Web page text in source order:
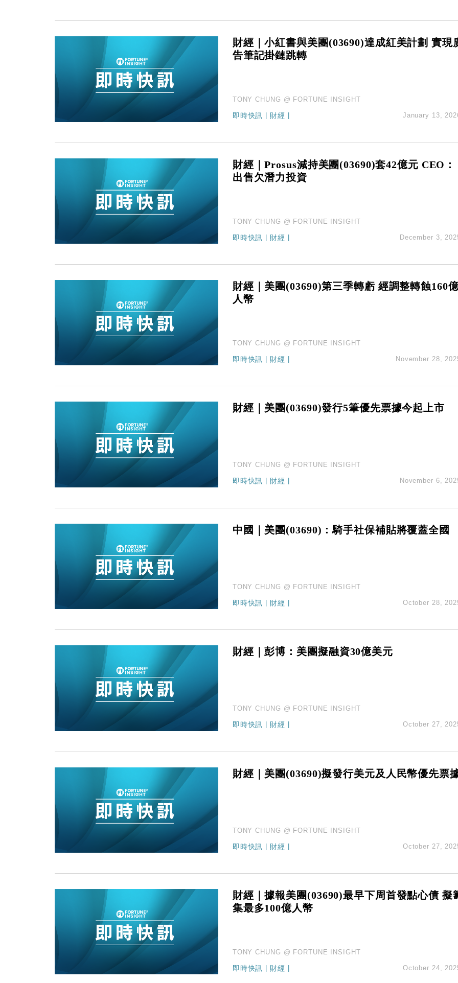
財經｜小紅書與美團(03690)達成紅美計劃 實現
告筆記掛鏈跳轉
TONY CHUNG @ FORTUNE INSIGHT
即時快訊 財經 January 13,
財經｜Prosus減持美團(03690)套42億元 CEO：
出售欠潛力投資
TONY CHUNG @ FORTUNE INSIGHT
即時快訊 | 財經 | December 3,
財經｜美團(03690)第三季轉虧 經調整轉蝕160
人幣
TONY CHUNG @ FORTUNE INSIGHT
即時快訊 財經 November 28,
財經｜美團(03690)發行5筆優先票據今起上市
TONY CHUNG @ FORTUNE INSIGHT
即時快訊 財經 November 6,
中國｜美團(03690)：騎手社保補貼將覆蓋全國
TONY CHUNG @ FORTUNE INSIGHT
即時快訊 財經 October 28,
財經｜彭博：美團擬融資30億美元
TONY CHUNG @ FORTUNE INSIGHT
即時快訊 財經 October 27,
財經｜美團(03690)擬發行美元及人民幣優先票
TONY CHUNG @ FORTUNE INSIGHT
即時快訊 | 財經 | October 27,
財經｜據報美團(03690)最早下周首發點心債 擬
集最多100億人幣
TONY CHUNG @ FORTUNE INSIGHT
即時快訊 財經 October 24,